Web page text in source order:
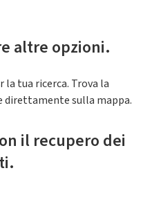
altre opzioni.
tua ricerca. Trova la
direttamente sulla mappa.
il recupero dei